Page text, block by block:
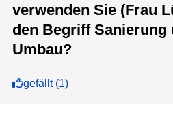
verwenden Sie (Frau
den Begriff Sanierung
Umbau?
gefällt(1)